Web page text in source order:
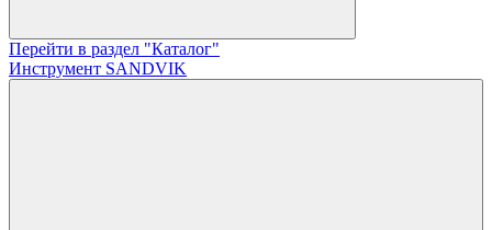
Перейти в раздел "Каталог"
Инструмент SANDVIK